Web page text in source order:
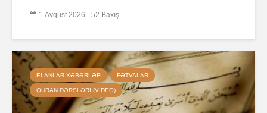
1 Avqust 2026 52 Baxış
ELANLAR-XƏBƏRLƏR FƏTVALAR
QURAN DƏRSLƏRI (VIDEO)